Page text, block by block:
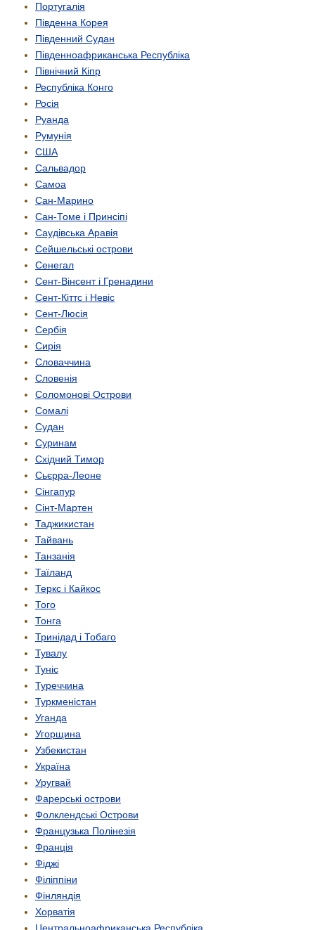
Португалія
Південна Корея
Південний Судан
Південно­африканська Республіка
Північний Кіпр
Республіка Конго
Росія
Руанда
Румунія
США
Сальвадор
Самоа
Сан-Марино
Сан-Томе і Принсіпі
Саудівська Аравія
Сейшельські острови
Сенегал
Сент-Вінсент і Гренадини
Сент-Кіттс і Невіс
Сент-Люсія
Сербія
Сирія
Словаччина
Словенія
Соломонові Острови
Сомалі
Судан
Суринам
Східний Тимор
Сьєрра-Леоне
Сінгапур
Сінт-Мартен
Таджикистан
Тайвань
Танзанія
Таїланд
Теркс і Кайкос
Того
Тонга
Тринідад і Тобаго
Тувалу
Туніс
Туреччина
Туркменістан
Уганда
Угорщина
Узбекистан
Україна
Уругвай
Фарерські острови
Фолклендські Острови
Французька Полінезія
Франція
Фіджі
Філіппіни
Фінляндія
Хорватія